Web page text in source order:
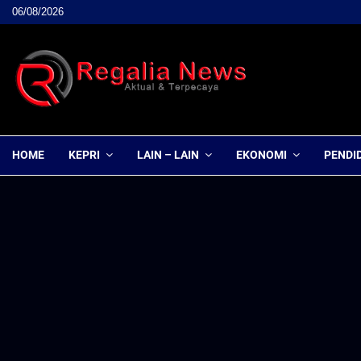
06/08/2026
HOME KEPRI LAIN – LAIN EKONOMI